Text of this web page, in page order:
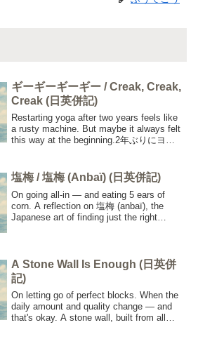
ギーギーギーギー / Creak, Creak,
Creak (日英併記)
Restarting yoga after two years feels like
a rusty machine. But maybe it always felt
this way at the beginning.2年ぶりにヨガ
やった時もこんなふうだったかも。
塩梅 / 塩梅 (Anbaï) (日英併記)
On going all-in — and eating 5 ears of
corn. A reflection on 塩梅 (anbaï), the
Japanese art of finding just the right
A Stone Wall Is Enough (日英併
記)
On letting go of perfect blocks. When the
daily amount and quality change — and
that's okay. A stone wall, built from all